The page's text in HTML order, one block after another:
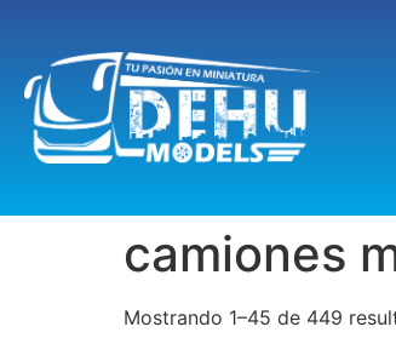
camiones
Mostrando 1–45 de 449